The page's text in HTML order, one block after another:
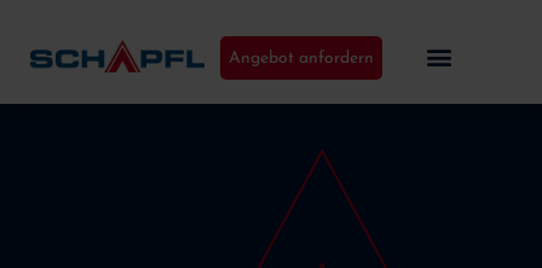
Angebot anfordern